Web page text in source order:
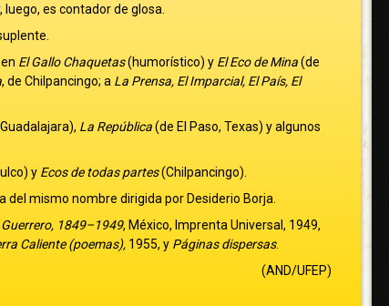
es contador de glosa.
El Gallo Chaquetas(humorístico) y El Eco de Mina(de
, de Chilpancingo; a La Prensa, El Imparcial, El País, El
La República(de El Paso, Texas) y algunos
y Ecos de todas partes(Chilpancingo).
mismo nombre dirigida por Desiderio Borja.
1849–1949, México, Imprenta Universal, 1949,
Caliente (poemas),1955, y Páginas dispersas.
(AND/UFEP)